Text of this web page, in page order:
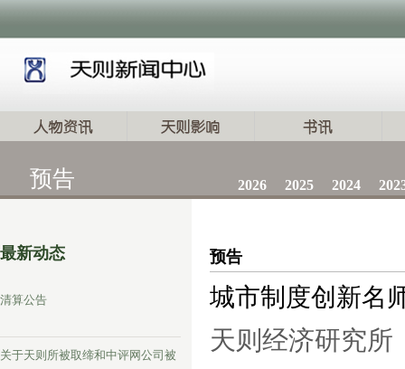
预告 2026 2025 2024
最新动态
清算公告
关于天则所被取缔和中评网公司被
预告
城市制度创新名
天则经济研究所